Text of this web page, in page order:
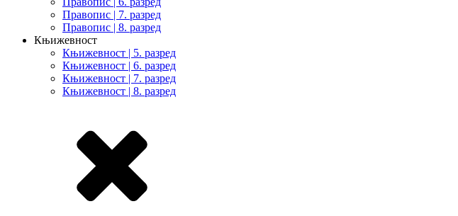
Правопис | 7. разред
Правопис | 8. разред
Књижевност
Књижевност | 5. разред
Књижевност | 6. разред
Књижевност | 7. разред
Књижевност | 8. разред